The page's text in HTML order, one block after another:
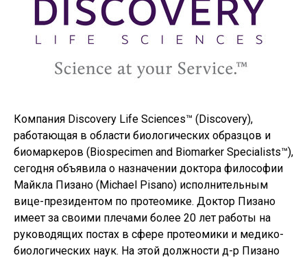
Компания Discovery Life Sciences™ (Discovery),
работающая в области биологических образцов и
биомаркеров (Biospecimen and Biomarker Specialists™),
сегодня объявила о назначении доктора философии
Майкла Пизано (Michael Pisano) исполнительным
вице-президентом по протеомике. Доктор Пизано
имеет за своими плечами более 20 лет работы на
руководящих постах в сфере протеомики и медико-
биологических наук. На этой должности д-р Пизано